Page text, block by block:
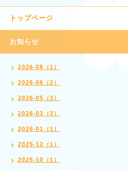
トップページ
お知らせ
2026-08（1）
2026-06（2）
2026-05（3）
2026-03（3）
2026-01（1）
2025-12（1）
2025-10（1）